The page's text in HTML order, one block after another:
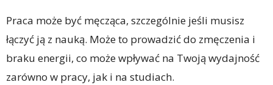
Praca może być męcząca, szczególnie jeśli musisz
łączyć ją z nauką. Może to prowadzić do zmęczenia i
braku energii, co może wpływać na Twoją wydajność
zarówno w pracy, jak i na studiach.